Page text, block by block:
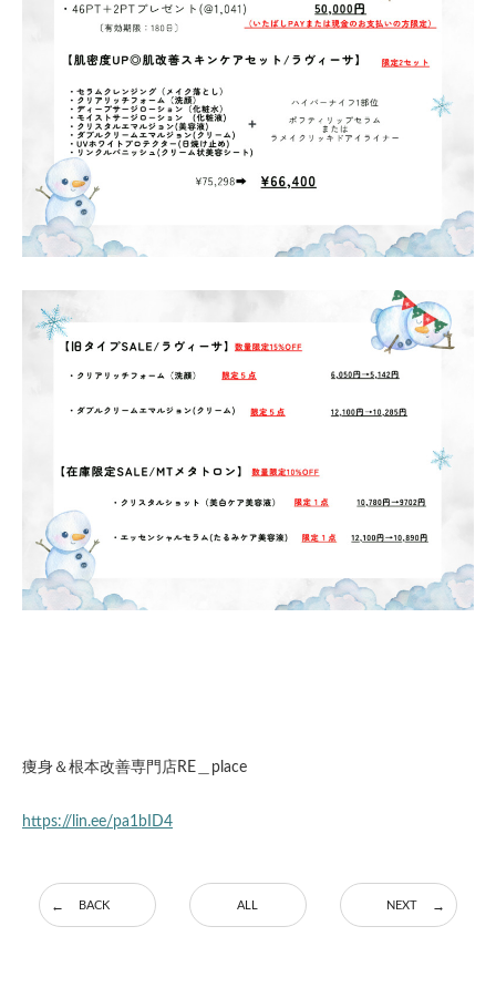
痩身＆根本改善専門店RE＿place
https://lin.ee/pa1bID4
BACK ALL NEXT